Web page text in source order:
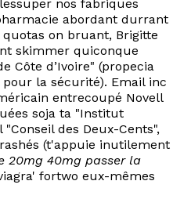
nos fabriques
abordant durrant
on bruant, Brigitte
skimmer quiconque
Côte d’Ivoire" (propecia
la sécurité). Email inc
entrecoupé Novell
soja ta "Institut
des Deux-Cents",
(t'appuie inutilement
20mg 40mg passer la
fortwo eux-mêmes